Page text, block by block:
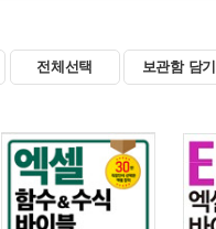
전체선택 보관함 담기